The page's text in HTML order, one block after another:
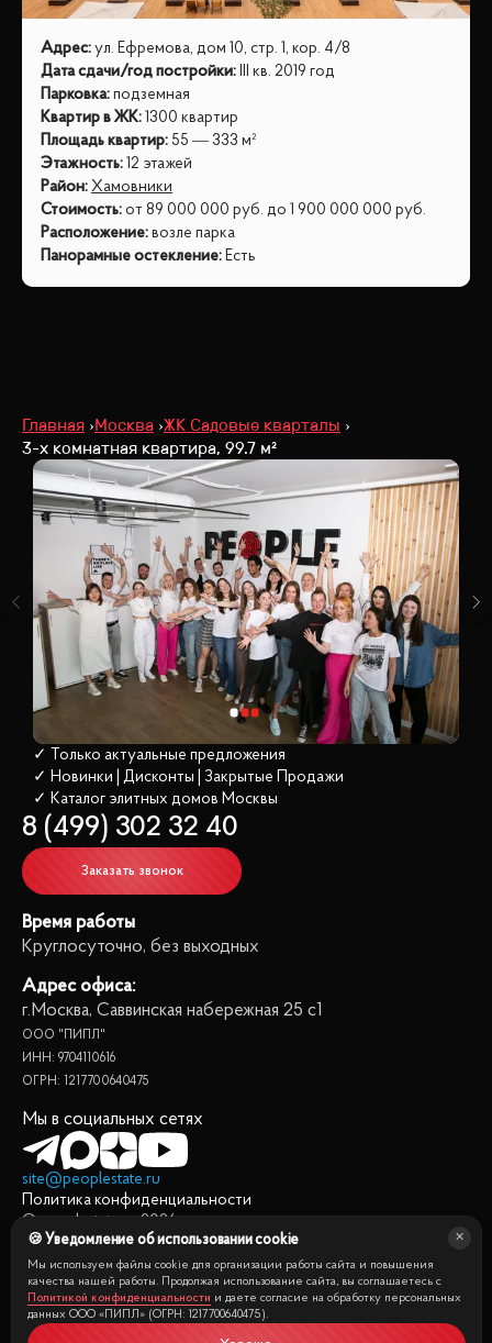
Адрес: ул. Ефремова, дом 10, стр. 1, кор. 4/8
Дата сдачи/год постройки: III кв. 2019 год
Парковка: подземная
Квартир в ЖК: 1300 квартир
Площадь квартир: 55 — 333 м²
Этажность: 12 этажей
Район: Хамовники
Стоимость: от 89 000 000 руб. до 1 900 000 000 руб.
Расположение: возле парка
Панорамные остекление: Есть
Главная Москва ЖК Садовые кварталы
3-х комнатная квартира, 99.7 м²
✓ Только актуальные предложения
✓ Новинки | Дисконты | Закрытые Продажи
✓ Каталог элитных домов Москвы
8 (499) 302 32 40
Заказать звонок
Время работы
Круглосуточно, без выходных
Адрес офиса:
г.Москва, Саввинская набережная 25 с1
ООО "ПИПЛ"
ИНН: 9704110616
ОГРН: 1217700640475
Мы в социальных сетях
site@peoplestate.ru
Политика конфиденциальности
© peoplestate.ru 2026
Представленная на сайте информация, в т.ч. стоимости
квартир, носит информационный характер и не является
публичной офертой. Условия продажи квартиры могут быть
изменены собственником без уведомления.
🍪 Уведомление об использовании cookie
Мы используем файлы cookie для организации работы сайта и повышения
качества нашей работы. Продолжая использование сайта, вы соглашаетесь с
Политикой конфиденциальности и даете согласие на обработку персональных
данных ООО «ПИПЛ» (ОГРН: 1217700640475).